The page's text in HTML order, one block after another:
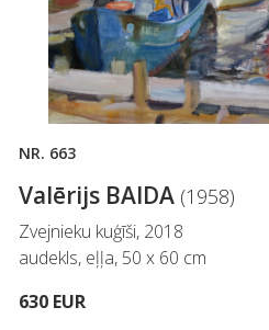
NR. 663
Valērijs BAIDA (1958)
Zvejnieku kuģīši, 2018
audekls, eļļa, 50 x 60 cm
630 EUR